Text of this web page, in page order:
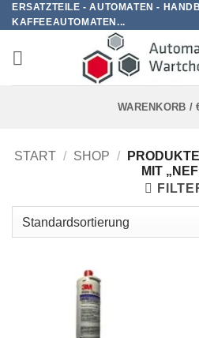
Zum
Inhalt
springen
ERSATZTEILE - AUTOMATEN -
KAFFEEAUTOMATEN...
WARENKORB /
START / SHOP /
MIT